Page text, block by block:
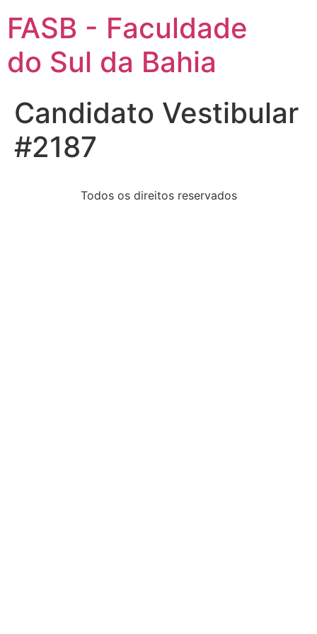
FASB - Faculdade
do Sul da Bahia
Candidato Vestibular
#2187
Todos os direitos reservados